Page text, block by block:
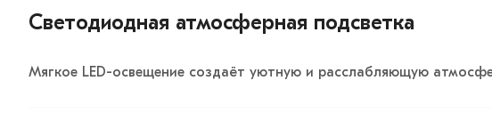
Светодиодная атмосферная подсветка
Мягкое LED-освещение создаёт уютную и расслабляющую